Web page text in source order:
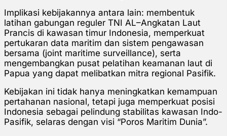
Implikasi kebijakannya antara lain: membentuk
latihan gabungan reguler TNI AL–Angkatan Laut
Prancis di kawasan timur Indonesia, memperkuat
pertukaran data maritim dan sistem pengawasan
bersama (joint maritime surveillance), serta
mengembangkan pusat pelatihan keamanan laut di
Papua yang dapat melibatkan mitra regional Pasifik.
Kebijakan ini tidak hanya meningkatkan kemampuan
pertahanan nasional, tetapi juga memperkuat posisi
Indonesia sebagai pelindung stabilitas kawasan Indo-
Pasifik, selaras dengan visi “Poros Maritim Dunia”.